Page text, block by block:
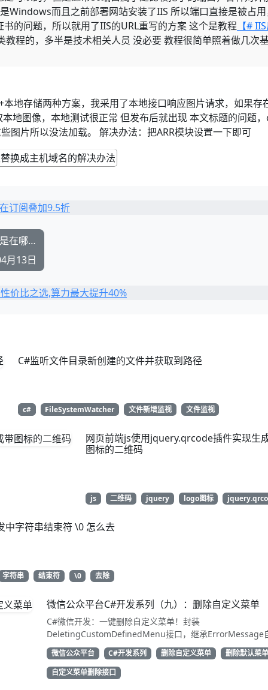
而且之前部署网站安装了IIS 所以端口直接是被占用
的问题，所以就用了IIS的URL重写的方案 这个是教程 【#
程的，多半是技术相关人员 没必要 教程很简单照着做几次
地存储两种方案，我采用了本地接口响应图片请求，如果存
地图像，本地测试很正常 但发布后就出现 本文标题的问题
图片所以没法加载。 解决办法：把ARR模块设置一下即可
抖音都短视频平台的搞笑配音视频的视频素材是在哪里找的啊
月13日
C#监听文件目录新创建的文件并获取到路径
c# FileSystemWatcher 文件新增监视 文件监视
网页前端js使用jquery.qrcode插件实现生
图标的二维码
js 二维码 jquery logo图标
中字符串结束符 \0 怎么去
字符串 结束符 \0 去除
微信公众平台C#开发系列（九）：删除自定义菜单
C#微信开发：一键删除自定义菜单！封装
DeletingCustomDefinedMenu接口，继承ErrorMessage
解析结果。只需access_token即可调用API清除配置。代码简
用性强，告别繁琐XML处理，直接GetResponse获取状态。
动态管理公众号的开发者，建议收藏备用！
微信公众平台 C#开发系列 删除自定义菜单
删除默认菜单
自定义菜单删除接口